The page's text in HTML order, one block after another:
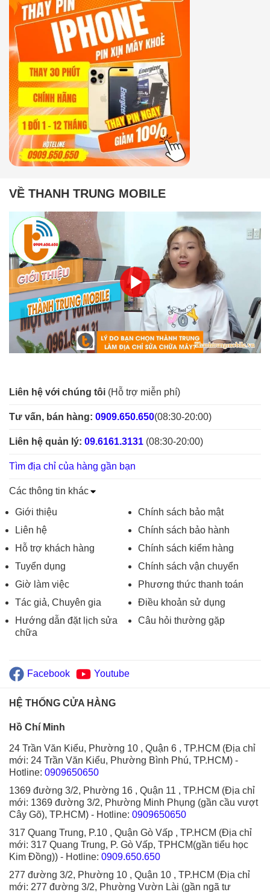
VỀ THANH TRUNG MOBILE
Liên hệ với chúng tôi (Hỗ trợ miễn phí)
Tư vấn, bán hàng: 0909.650.650(08:30-20:00)
Liên hệ quản lý: 09.6161.3131 (08:30-20:00)
Tìm địa chỉ của hàng gần bạn
Các thông tin khác
Giới thiệu
Liên hệ
Hỗ trợ khách hàng
Tuyển dụng
Giờ làm việc
Tác giả, Chuyên gia
Hướng dẫn đặt lịch sửa
chữa
Chính sách bảo mật
Chính sách bảo hành
Chính sách kiểm hàng
Chính sách vận chuyển
Phương thức thanh toán
Điều khoản sử dụng
Câu hỏi thường gặp
Facebook Youtube
HỆ THỐNG CỬA HÀNG
Hồ Chí Minh
24 Trần Văn Kiểu, Phường 10 , Quận 6 , TP.HCM (Địa chỉ
mới: 24 Trần Văn Kiểu, Phường Bình Phú, TP.HCM) -
Hotline: 0909650650
1369 đường 3/2, Phường 16 , Quận 11 , TP.HCM (Địa chỉ
mới: 1369 đường 3/2, Phường Minh Phụng (gần cầu vượt
Cây Gõ), TP.HCM) - Hotline: 0909650650
317 Quang Trung, P.10 , Quận Gò Vấp , TP.HCM (Địa chỉ
mới: 317 Quang Trung, P. Gò Vấp, TPHCM(gần tiểu học
Kim Đồng)) - Hotline: 0909.650.650
277 đường 3/2, Phường 10 , Quận 10 , TP.HCM (Địa chỉ
mới: 277 đường 3/2, Phường Vườn Lài (gần ngã tư